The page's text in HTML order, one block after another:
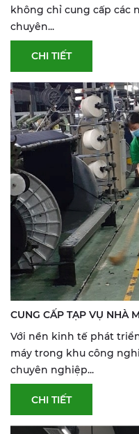
không chỉ cung cấp các
chuyên...
CHI TIẾT
CUNG CẤP TẠP VỤ NHÀ
Với nền kinh tế phát
máy trong khu công
chuyên nghiệp...
CHI TIẾT